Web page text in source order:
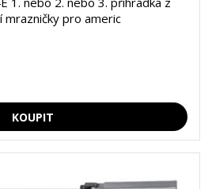
pro americ